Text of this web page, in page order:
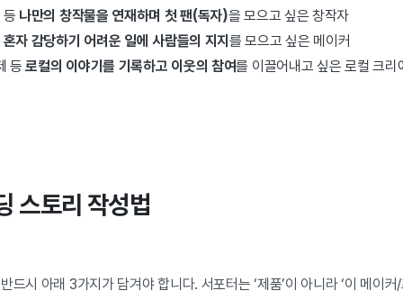
등 나만의 창작물을 연재하며 첫 팬(독자)을 모으고 싶은 창작자
혼자 감당하기 어려운 일에 사람들의 지지를 모으고 싶은 메이커
등로컬의 이야기를 기록하고 이웃의 참여를 이끌어내고 싶은 로컬 크리
스토리 작성법
드시 아래 3가지가 담겨야 합니다. 서포터는 ‘제품’이 아니라 ‘이 메이